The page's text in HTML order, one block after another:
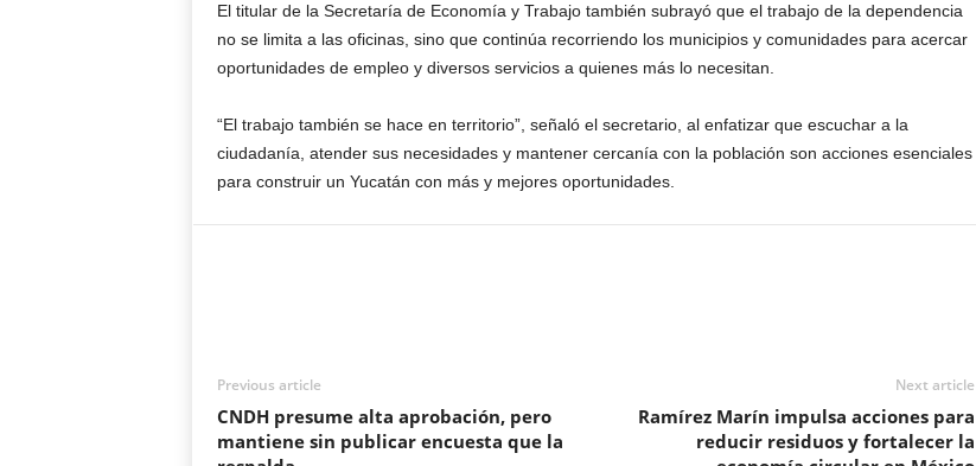
El titular de la Secretaría de Economía y Trabajo también subrayó que el trabajo de la dependencia
no se limita a las oficinas, sino que continúa recorriendo los municipios y comunidades para acercar
oportunidades de empleo y diversos servicios a quienes más lo necesitan.
“El trabajo también se hace en territorio”, señaló el secretario, al enfatizar que escuchar a la
ciudadanía, atender sus necesidades y mantener cercanía con la población son acciones esenciales
para construir un Yucatán con más y mejores oportunidades.
Previous article
CNDH presume alta aprobación, pero
mantiene sin publicar encuesta que la
Next article
Ramírez Marín impulsa acciones para
reducir residuos y fortalecer la